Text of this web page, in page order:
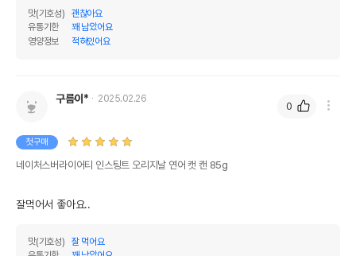
오메가3
오메가6
탄수화물 11.36%
기타성분
맛(기호성)
괜찮아요
유통기한
꽤 남았어요
영양정보
적혀있어요
구름이* 2025.02.26
첫구매
네이처스버라이어티 인스팅트 오리지날 연어 캣 캔 85g
잘먹어서 좋아요..
맛(기호성)
잘 먹어요
0